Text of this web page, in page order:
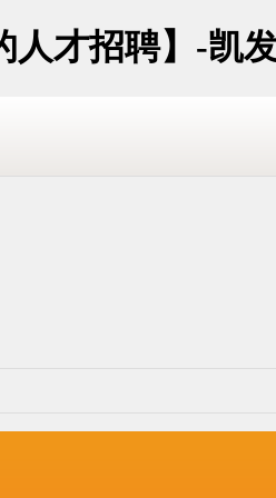
人才招聘】-凯